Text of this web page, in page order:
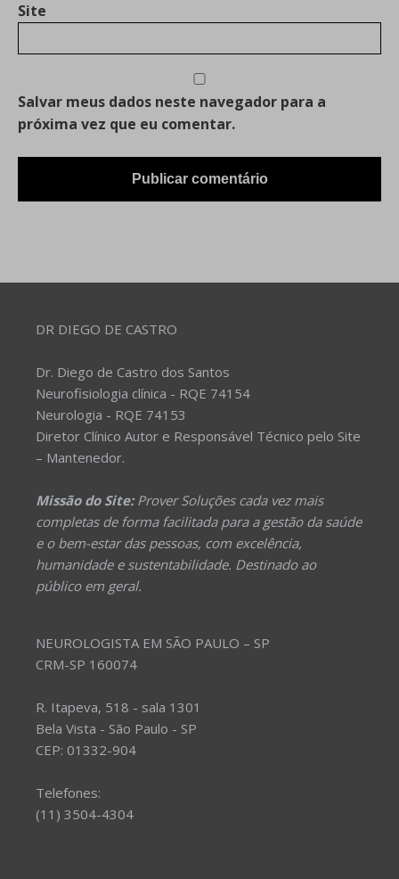
Site
Salvar meus dados neste navegador para a
próxima vez que eu comentar.
DR DIEGO DE CASTRO
Dr. Diego de Castro dos Santos
Neurofisiologia clínica - RQE 74154
Neurologia - RQE 74153
Diretor Clínico Autor e Responsável Técnico pelo Site
– Mantenedor.
Missão do Site:Prover Soluções cada vez mais
completas de forma facilitada para a gestão da saúde
e o bem-estar das pessoas, com excelência,
humanidade e sustentabilidade. Destinado ao
público em geral.
NEUROLOGISTA EM SÃO PAULO – SP
CRM-SP 160074
R. Itapeva, 518 - sala 1301
Bela Vista - São Paulo - SP
CEP: 01332-904
Telefones:
(11) 3504-4304